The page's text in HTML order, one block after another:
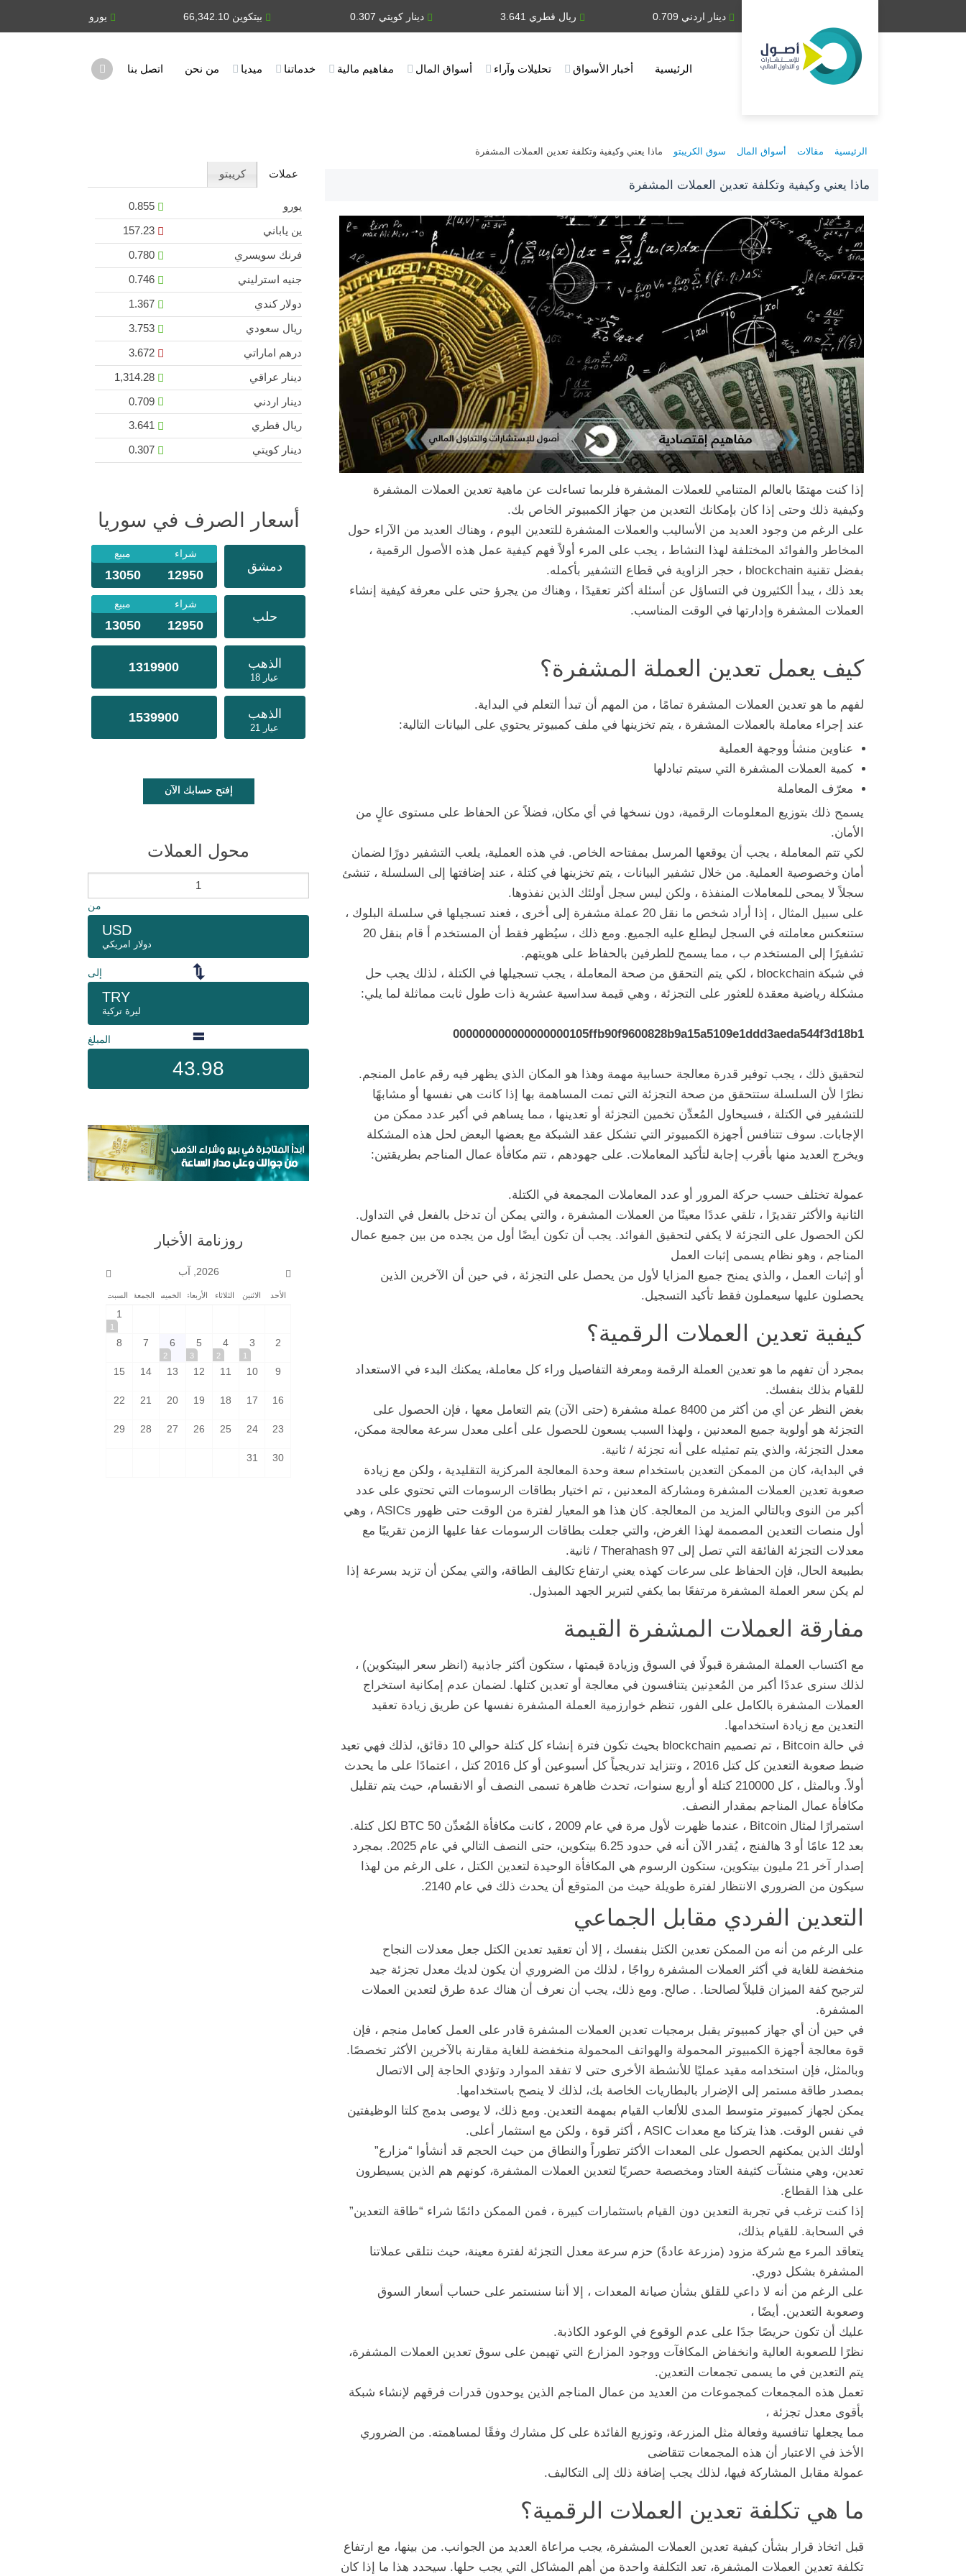
بيتكوين 66,342.10 دينار اردني 0.709 ريال قطري 3.641 دينار كويتي 0.307
الرئيسية أخبار الأسواق تحليلات وآراء أسواق المال مفاهيم مالية خدماتنا ميديا من نحن اتصل بنا
الرئيسية مقالات أسواق المال سوق الكريبتو ماذا يعني وكيفية وتكلفة تعدين العملات المشفرة
ماذا يعني وكيفية وتكلفة تعدين العملات المشفرة
إذا كنت مهتمًا بالعالم المتنامي للعملات المشفرة فلربما تساءلت عن ماهية تعدين العملات المشفرة
وكيفية ذلك وحتى إذا كان بإمكانك التعدين من جهاز الكمبيوتر الخاص بك.
على الرغم من وجود العديد من الأساليب والعملات المشفرة للتعدين اليوم ، وهناك العديد من الآراء حول
المخاطر والفوائد المختلفة لهذا النشاط ، يجب على المرء أولاً فهم كيفية عمل هذه الأصول الرقمية ،
بفضل تقنية blockchain ، حجر الزاوية في قطاع التشفير بأكمله.
بعد ذلك ، يبدأ الكثيرون في التساؤل عن أسئلة أكثر تعقيدًا ، وهناك من يجرؤ حتى على معرفة كيفية إنشاء
العملات المشفرة وإدارتها في الوقت المناسب.
كيف يعمل تعدين العملة المشفرة؟
لفهم ما هو تعدين العملات المشفرة تمامًا ، من المهم أن تبدأ التعلم في البداية.
عند إجراء معاملة بالعملات المشفرة ، يتم تخزينها في ملف كمبيوتر يحتوي على البيانات التالية:
عناوين منشأ ووجهة العملية
كمية العملات المشفرة التي سيتم تبادلها
معرّف المعاملة
يسمح ذلك بتوزيع المعلومات الرقمية، دون نسخها في أي مكان، فضلاً عن الحفاظ على مستوى عالٍ من
الأمان.
لكي تتم المعاملة ، يجب أن يوقعها المرسل بمفتاحه الخاص. في هذه العملية، يلعب التشفير دورًا لضمان
أمان وخصوصية العملية. من خلال تشفير البيانات ، يتم تخزينها في كتلة ، عند إضافتها إلى السلسلة ، تنشئ
سجلاً لا يمحى للمعاملات المنفذة ، ولكن ليس سجل أولئك الذين نفذوها.
على سبيل المثال ، إذا أراد شخص ما نقل 20 عملة مشفرة إلى أخرى ، فعند تسجيلها في سلسلة البلوك ،
ستنعكس معاملته في السجل ليطلع عليه الجميع. ومع ذلك ، سيُظهر فقط أن المستخدم أ قام بنقل 20
تشفيرًا إلى المستخدم ب ، مما يسمح للطرفين بالحفاظ على هويتهم.
في شبكة blockchain ، لكي يتم التحقق من صحة المعاملة ، يجب تسجيلها في الكتلة ، لذلك يجب حل
مشكلة رياضية معقدة للعثور على التجزئة ، وهي قيمة سداسية عشرية ذات طول ثابت مماثلة لما يلي:
000000000000000000105ffb90f9600828b9a15a5109e1ddd3aeda544f3d18b1
لتحقيق ذلك ، يجب توفير قدرة معالجة حسابية مهمة وهذا هو المكان الذي يظهر فيه رقم عامل المنجم.
نظرًا لأن السلسلة ستتحقق من صحة التجزئة التي تمت المساهمة بها إذا كانت هي نفسها أو مشابهًا
للتشفير في الكتلة ، فسيحاول المُعدِّن تخمين التجزئة أو تعدينها ، مما يساهم في أكبر عدد ممكن من
الإجابات. سوف تتنافس أجهزة الكمبيوتر التي تشكل عقد الشبكة مع بعضها البعض لحل هذه المشكلة
ويخرج العديد منها بأقرب إجابة لتأكيد المعاملات. على جهودهم ، تتم مكافأة عمال المناجم بطريقتين:
عمولة تختلف حسب حركة المرور أو عدد المعاملات المجمعة في الكتلة.
الثانية والأكثر تقديرًا ، تلقي عددًا معينًا من العملات المشفرة ، والتي يمكن أن تدخل بالفعل في التداول.
لكن الحصول على التجزئة لا يكفي لتحقيق الفوائد. يجب أن تكون أيضًا أول من يجده من بين جميع عمال
المناجم ، وهو نظام يسمى إثبات العمل
أو إثبات العمل ، والذي يمنح جميع المزايا لأول من يحصل على التجزئة ، في حين أن الآخرين الذين
يحصلون عليها سيعملون فقط تأكيد التسجيل.
كيفية تعدين العملات الرقمية؟
بمجرد أن تفهم ما هو تعدين العملة الرقمة ومعرفة التفاصيل وراء كل معاملة، يمكنك البدء في الاستعداد
للقيام بذلك بنفسك.
بغض النظر عن أي من أكثر من 8400 عملة مشفرة (حتى الآن) يتم التعامل معها ، فإن الحصول على
التجزئة هو أولوية جميع المعدنين ، ولهذا السبب يسعون للحصول على أعلى معدل سرعة معالجة ممكن،
معدل التجزئة، والذي يتم تمثيله على أنه تجزئة / ثانية.
في البداية، كان من الممكن التعدين باستخدام سعة وحدة المعالجة المركزية التقليدية ، ولكن مع زيادة
صعوبة تعدين العملات المشفرة ومشاركة المعدنين ، تم اختيار بطاقات الرسومات التي تحتوي على عدد
أكبر من النوى وبالتالي المزيد من المعالجة. كان هذا هو المعيار لفترة من الوقت حتى ظهور ASICs ، وهي
أول منصات التعدين المصممة لهذا الغرض، والتي جعلت بطاقات الرسومات عفا عليها الزمن تقريبًا مع
معدلات التجزئة الفائقة التي تصل إلى 97 Therahash / ثانية.
بطبيعة الحال، فإن الحفاظ على سرعات كهذه يعني ارتفاع تكاليف الطاقة، والتي يمكن أن تزيد بسرعة إذا
لم يكن سعر العملة المشفرة مرتفعًا بما يكفي لتبرير الجهد المبذول.
مفارقة العملات المشفرة القيمة
مع اكتساب العملة المشفرة قبولًا في السوق وزيادة قيمتها ، ستكون أكثر جاذبية (انظر سعر البيتكوين) ،
لذلك سنرى عددًا أكبر من المُعدِنين يتنافسون في معالجة أو تعدين كتلها. لضمان عدم إمكانية استخراج
العملات المشفرة بالكامل على الفور، تنظم خوارزمية العملة المشفرة نفسها عن طريق زيادة تعقيد
التعدين مع زيادة استخدامها.
في حالة Bitcoin ، تم تصميم blockchain بحيث تكون فترة إنشاء كل كتلة حوالي 10 دقائق، لذلك فهي تعيد
ضبط صعوبة التعدين كل كتل 2016 ، وتتزايد تدريجياً كل أسبوعين أو كل 2016 كتل ، اعتمادًا على ما يحدث
أولاً. وبالمثل ، كل 210000 كتلة أو أربع سنوات، تحدث ظاهرة تسمى النصف أو الانقسام، حيث يتم تقليل
مكافأة عمال المناجم بمقدار النصف.
استمرارًا لمثال Bitcoin ، عندما ظهرت لأول مرة في عام 2009 ، كانت مكافأة المُعدِّن 50 BTC لكل كتلة.
بعد 12 عامًا أو 3 هالفنج ، يُقدر الآن أنه في حدود 6.25 بيتكوين، حتى النصف التالي في عام 2025. بمجرد
إصدار آخر 21 مليون بيتكوين، ستكون الرسوم هي المكافأة الوحيدة لتعدين الكتل ، على الرغم من لهذا
سيكون من الضروري الانتظار لفترة طويلة حيث من المتوقع أن يحدث ذلك في عام 2140.
التعدين الفردي مقابل الجماعي
على الرغم من أنه من الممكن تعدين الكتل بنفسك ، إلا أن تعقيد تعدين الكتل جعل معدلات النجاح
منخفضة للغاية في أكثر العملات المشفرة رواجًا ، لذلك من الضروري أن يكون لديك معدل تجزئة جيد
لترجيح كفة الميزان قليلاً لصالحنا. . صالح. ومع ذلك، يجب أن نعرف أن هناك عدة طرق لتعدين العملات
المشفرة.
في حين أن أي جهاز كمبيوتر يقبل برمجيات تعدين العملات المشفرة قادر على العمل كعامل منجم ، فإن
قوة معالجة أجهزة الكمبيوتر المحمولة والهواتف المحمولة منخفضة للغاية مقارنة بالآخرين الأكثر تخصصًا.
وبالمثل، فإن استخدامه مقيد عمليًا للأنشطة الأخرى حتى لا تفقد الموارد وتؤدي الحاجة إلى الاتصال
بمصدر طاقة مستمر إلى الإضرار بالبطاريات الخاصة بك، لذلك لا ينصح باستخدامها.
يمكن لجهاز كمبيوتر متوسط ​​المدى للألعاب القيام بمهمة التعدين. ومع ذلك، لا يوصى بدمج كلتا الوظيفتين
في نفس الوقت. هذا يتركنا مع معدات ASIC ، أكثر قوة ، ولكن مع استثمار أعلى.
أولئك الذين يمكنهم الحصول على المعدات الأكثر تطوراً والنطاق من حيث الحجم قد أنشأوا “مزارع”
تعدين، وهي منشآت كثيفة العتاد ومخصصة حصريًا لتعدين العملات المشفرة، كونهم هم الذين يسيطرون
على هذا القطاع.
إذا كنت ترغب في تجربة التعدين دون القيام باستثمارات كبيرة ، فمن الممكن دائمًا شراء “طاقة التعدين”
في السحابة. للقيام بذلك،
يتعاقد المرء مع شركة مزود (مزرعة عادةً) حزم سرعة معدل التجزئة لفترة معينة، حيث نتلقى عملاتنا
المشفرة بشكل دوري.
على الرغم من أنه لا داعي للقلق بشأن صيانة المعدات ، إلا أننا سنستمر على حساب أسعار السوق
وصعوبة التعدين. أيضًا ،
عليك أن تكون حريصًا جدًا على عدم الوقوع في الوعود الكاذبة.
نظرًا للصعوبة العالية وانخفاض المكافآت ووجود المزارع التي تهيمن على سوق تعدين العملات المشفرة،
يتم التعدين في ما يسمى تجمعات التعدين.
تعمل هذه المجمعات كمجموعات من العديد من عمال المناجم الذين يوحدون قدرات فرقهم لإنشاء شبكة
بأقوى معدل تجزئة ،
مما يجعلها تنافسية وفعالة مثل المزرعة، وتوزيع الفائدة على كل مشارك وفقًا لمساهمته. من الضروري
الأخذ في الاعتبار أن هذه المجمعات تتقاضى
عمولة مقابل المشاركة فيها، لذلك يجب إضافة ذلك إلى التكاليف.
ما هي تكلفة تعدين العملات الرقمية؟
قبل اتخاذ قرار بشأن كيفية تعدين العملات المشفرة، يجب مراعاة العديد من الجوانب. من بينها، مع ارتفاع
تكلفة تعدين العملات المشفرة، تعد التكلفة واحدة من أهم المشاكل التي يجب حلها. سيحدد هذا ما إذا كان
عملات كريبتو
يورو
ين ياباني
فرنك سويسري
جنيه استرليني
دولار كندي
ريال سعودي
درهم اماراتي
دينار عراقي
دينار اردني
ريال قطري
دينار كويتي
أسعار الصرف في سوريا
دمشق
شراء مبيع
12950
13050
حلب
شراء مبيع
12950
13050
الذهب
عيار 18
1319900
الذهب
عيار 21
1539900
إفتح حسابك الآن
محول العملات
من
USD
دولار امريكي
إلى
TRY
ليرة تركية
المبلغ
43.98
روزنامة الأخبار
2026, آب
الأحد الاثنين الثلاثاء الأربعاء الخميس الجمعة السبت
1
1
2
3
1
4
2
5
3
6
2
7
8
9
10
11
12
13
14
15
16
17
18
19
20
21
22
23
24
25
26
27
28
29
30
31